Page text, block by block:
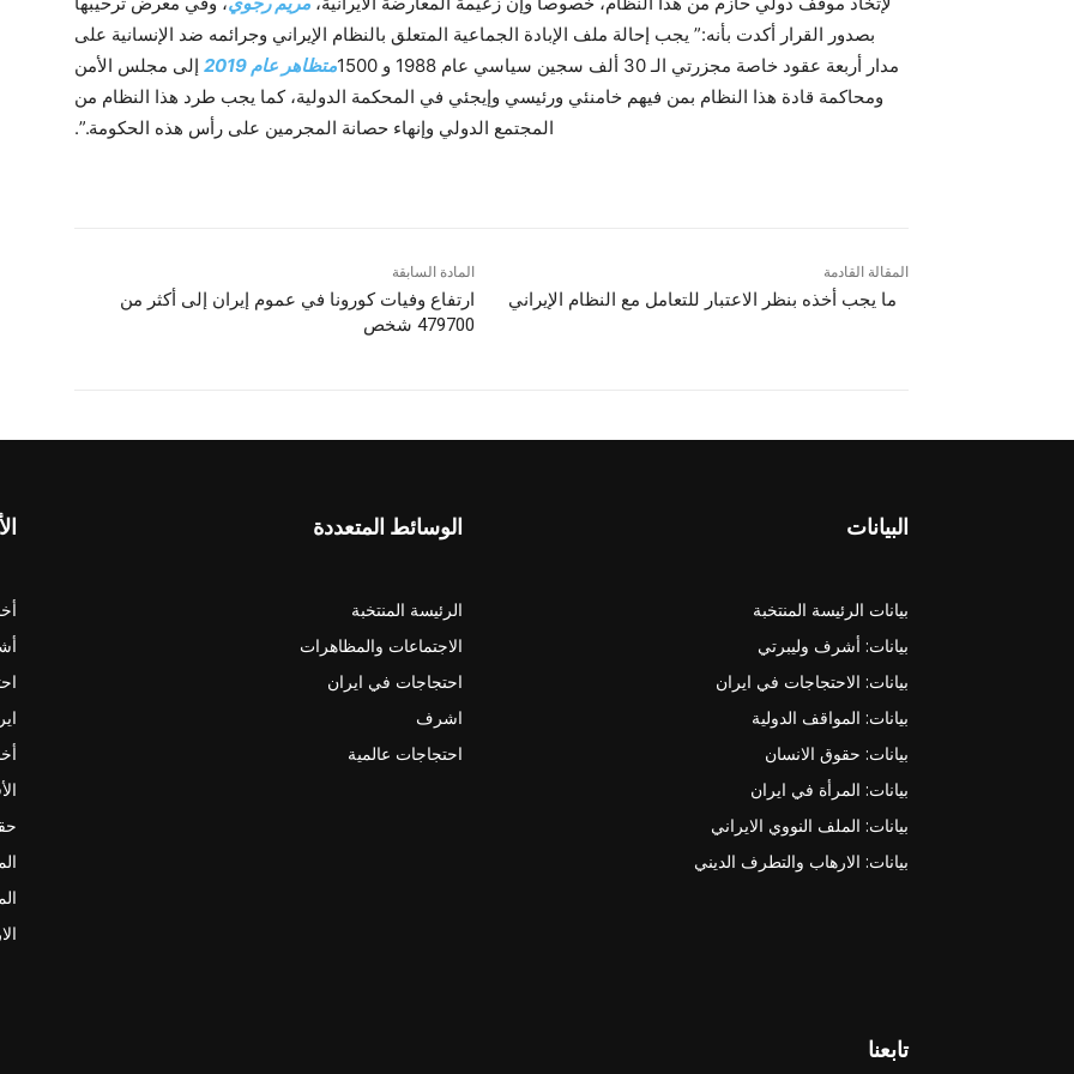
بصدور القرار أکدت بأنه:” يجب إحالة ملف الإبادة الجماعية المتعلق بالنظام الإيراني وجرائمه ضد الإنسانية على
مدار أربعة عقود خاصة مجزرتي الـ 30 ألف سجين سياسي عام 1988 و 1500
متظاهر عام 2019
إلى مجلس الأمن
ومحاكمة قادة هذا النظام بمن فيهم خامنئي ورئيسي وإيجئي في المحكمة الدولية، كما يجب طرد هذا النظام من
المجتمع الدولي وإنهاء حصانة المجرمين على رأس هذه الحكومة.”.
المادة السابقة
ارتفاع وفيات کورونا في عموم إيران إلى أكثر من
479700 شخص
المقالة القادمة
ما يجب أخذه بنظر الاعتبار للتعامل مع النظام الإيراني
الوسائط المتعددة
الرئيسة المنتخبة
الاجتماعات والمظاهرات
احتجاجات في ايران
اشرف
احتجاجات عالمية
البيانات
بيانات الرئيسة المنتخبة
بيانات: أشرف وليبرتي
بيانات: الاحتجاجات في ايران
بيانات: المواقف الدولية
بيانات: حقوق الانسان
بيانات: المرأة في ايران
بيانات: الملف النووي الايراني
بيانات: الارهاب والتطرف الديني
تابعنا